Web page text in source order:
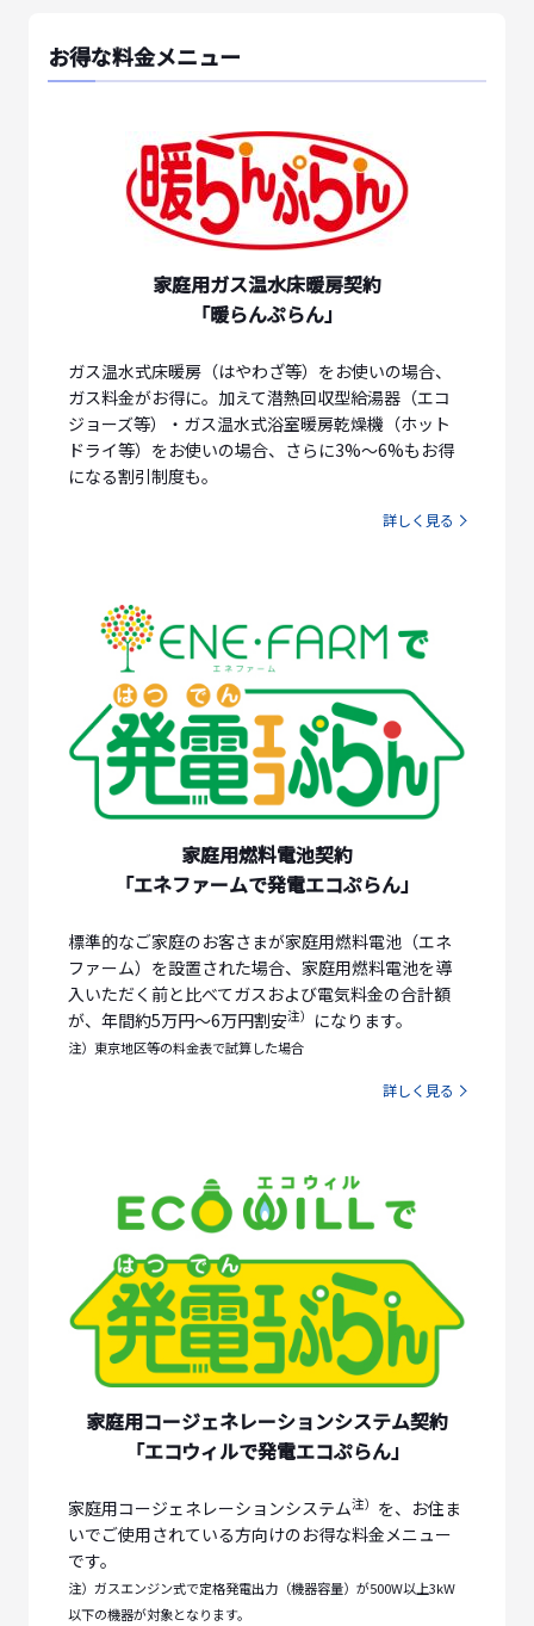
お得な料金メニュー
家庭用ガス温水床暖房契約
「暖らんぷらん」
ガス温水式床暖房（はやわざ等）をお使いの場合、
ガス料金がお得に。加えて潜熱回収型給湯器（エコ
ジョーズ等）・ガス温水式浴室暖房乾燥機（ホット
ドライ等）をお使いの場合、さらに3%～6%もお得
になる割引制度も。
詳しく見る
家庭用燃料電池契約
「エネファームで発電エコぷらん」
標準的なご家庭のお客さまが家庭用燃料電池（エネ
ファーム）を設置された場合、家庭用燃料電池を導
入いただく前と比べてガスおよび電気料金の合計額
が、年間約5万円～6万円割安注） になります。
注）東京地区等の料金表で試算した場合
詳しく見る
家庭用コージェネレーションシステム契約
「エコウィルで発電エコぷらん」
家庭用コージェネレーションシステム注） を、お住ま
いでご使用されている方向けのお得な料金メニュー
です。
注）ガスエンジン式で定格発電出力（機器容量）が500W以上3kW
以下の機器が対象となります。